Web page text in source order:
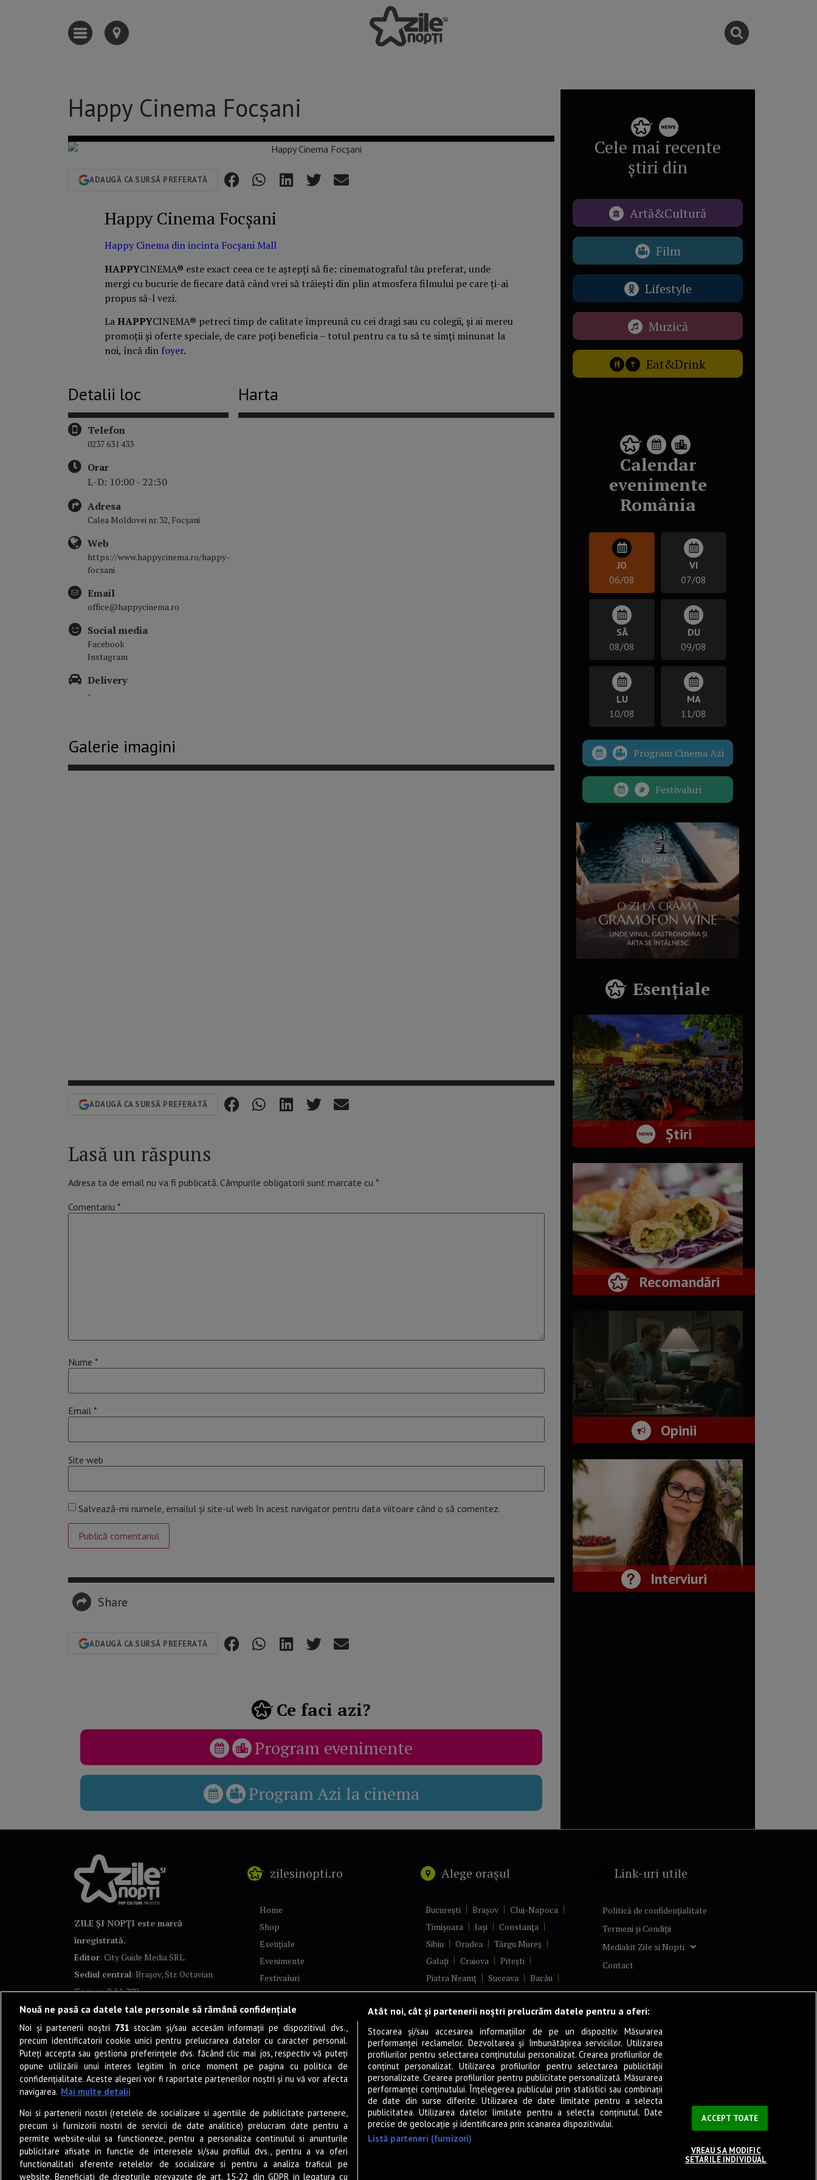
Happy Cinema Focșani
ADAUGĂ CA SURSĂ PREFERATĂ
Happy Cinema Focșani
Happy Cinema din incinta Focșani Mall
HAPPYCINEMA® este exact ceea ce te aștepți să fie: cinematograful tău preferat, unde
mergi cu bucurie de fiecare dată când vrei să trăiești din plin atmosfera filmului pe care ți-ai
propus să-l vezi.
LaHAPPYCINEMA® petreci timp de calitate împreună cu cei dragi sau cu colegii, și ai mereu
promoții și oferte speciale, de care poți beneficia – totul pentru ca tu să te simți minunat la
noi, încă din foyer.
Detalii loc
Telefon
0237 631 433
Orar
L-D: 10:00 - 22:30
Adresa
Calea Moldovei nr. 32, Focșani
Web
https://www.happycinema.ro/happy-
focsani
Email
office@happycinema.ro
Social media
Facebook
Instagram
Delivery
-
Harta
Galerie imagini
ADAUGĂ CA SURSĂ PREFERATĂ
Lasă un răspuns
Adresa ta de email nu va fi publicată. Câmpurile obligatorii sunt marcate cu *
Comentariu *
Nume *
Email *
Site web
Salvează-mi numele, emailul și site-ul web în acest navigator pentru data viitoare când o să comentez.
Share
ADAUGĂ CA SURSĂ PREFERATĂ
Ce faci azi?
Program evenimente
Program Azi la cinema
Cele mai recente
știri din
Artă&Cultură
Film
Lifestyle
Muzică
Eat&Drink
Calendar
evenimente
România
JO
06/08
VI
07/08
SÂ
08/08
DU
09/08
LU
10/08
MA
11/08
Program Cinema Azi
Festivaluri
Esențiale
Știri
Recomandări
Opinii
Interviuri
ZILE ȘI NOPȚI este marcă
înregistrată.
Editor: City Guide Media SRL.
Sediul central: Brașov, Str. Octavian
Goga nr. 9, bl. 290
zilesinopti.ro
Home
Shop
Esențiale
Evenimente
Festivaluri
Concerte
Artă & Cultură
Teatru
Film
Program filme
Lifestyle
Muzică
Sunete Live
Eat & Drink
POP-UP Stories
Alege orașul
București Brașov
Cluj-Napoca
Timișoara
Iași
Constanța
Sibiu
Oradea
Târgu Mureș
Galați
Craiova
Pitești
Piatra Neamț
Suceava
Bacău
Brăila
Ploiești
Râmnicu Vâlcea
Alba Iulia
Arad
Bistrița
Baia Mare
Satu Mare
Sfântu Gheorghe
Deva
Focșani
Tulcea
Târgu Jiu
Alexandria
Botoșani
Buzău Vaslui
Reșița
Târgoviște
Drobeta-Turnu Severin
Călărași
Giurgiu
Slobozia
Slatina
Miercurea-Ciuc
Link-uri utile
Politică de confidențialitate
Termeni și Condiții
Mediakit Zile si Nopti
Contact
Nouă ne pasă ca datele tale personale să rămână confidențiale
Noi și partenerii noștri 731 stocăm și/sau accesăm informații pe dispozitivul dvs.,
precum identificatorii cookie unici pentru prelucrarea datelor cu caracter personal.
Puteți accepta sau gestiona preferințele dvs. făcând clic mai jos, respectiv vă puteți
opune utilizării unui interes legitim în orice moment pe pagina cu politica de
confidențialitate. Aceste alegeri vor fi raportate partenerilor noștri și nu vă vor afecta
navigarea. Mai multe detalii
Noi si partenerii nostri (retelele de socializare si agentiile de publicitate partenere,
precum si furnizorii nostri de servicii de date analitice) prelucram date pentru a
permite website-ului sa functioneze, pentru a personaliza continutul si anunturile
publicitare afisate in functie de interesele si/sau profilul dvs., pentru a va oferi
functionalitati aferente retelelor de socializare si pentru a analiza traficul pe
website. Beneficiati de drepturile prevazute de art. 15-22 din GDPR in legatura cu
Atât noi, cât și partenerii noștri prelucrăm datele pentru a oferi:
Stocarea și/sau accesarea informațiilor de pe un dispozitiv. Măsurarea
performanței reclamelor. Dezvoltarea și îmbunătățirea serviciilor. Utilizarea
profilurilor pentru selectarea conținutului personalizat. Crearea profilurilor de
conținut personalizat. Utilizarea profilurilor pentru selectarea publicității
personalizate. Crearea profilurilor pentru publicitate personalizată. Măsurarea
performanței conținutului. Înțelegerea publicului prin statistici sau combinații
de date din surse diferite. Utilizarea de date limitate pentru a selecta
publicitatea. Utilizarea datelor limitate pentru a selecta conținutul. Date
precise de geolocație și identificarea prin scanarea dispozitivului.
Listă parteneri (furnizori)
ACCEPT TOATE
VREAU SA MODIFIC
SETARILE INDIVIDUAL